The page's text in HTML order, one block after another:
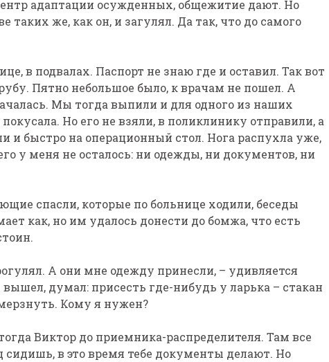
адаптации осужденных, общежитие дают. Но
таких же, как он, и загулял. Да так, что до самого
в подвалах. Паспорт не знаю где и оставил. Так вот
Пятно небольшое было, к врачам не пошел. А
Мы тогда выпили и для одного из наших
Но его не взяли, в поликлинику отправили, а
и быстро на операционный стол. Нога распухла уже,
у меня не осталось: ни одежды, ни документов, ни
спасли, которые по больнице ходили, беседы
как, но им удалось донести до бомжа, что есть
А они мне одежду принесли, – удивляется
думал: присесть где-нибудь у ларька – стакан
Кому я нужен?
Виктор до приемника-распределителя. Там все
сидишь, в это время тебе документы делают. Но